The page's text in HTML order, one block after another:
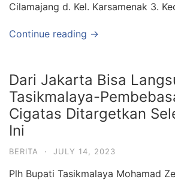
Cilamajang d. Kel. Karsamenak 3.
Continue reading →
Dari Jakarta Bisa
Tasikmalaya-
Cigatas Ditargetkan
Ini
BERITA · JULY 14, 2023
Plh Bupati Tasikmalaya Mohamad